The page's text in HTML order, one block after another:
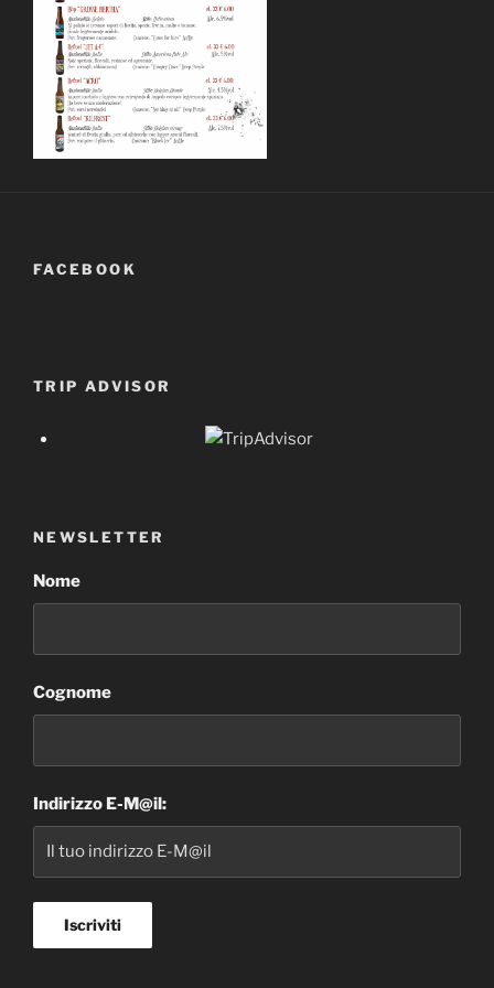
FACEBOOK
TRIP ADVISOR
NEWSLETTER
Nome
Cognome
Indirizzo E-M@il: